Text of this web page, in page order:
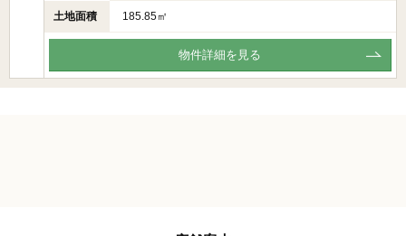
土地面積 185.85㎡
物件詳細を見る